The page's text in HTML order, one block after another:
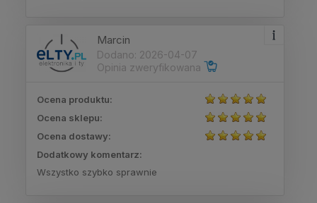
Marcin
Dodano: 2026-04-07
Opinia zweryfikowana
Ocena produktu:
Ocena sklepu:
Ocena dostawy:
Dodatkowy komentarz:
Wszystko szybko sprawnie